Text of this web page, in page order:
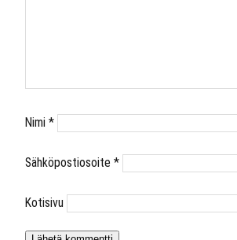
Nimi *
Sähköpostiosoite *
Kotisivu